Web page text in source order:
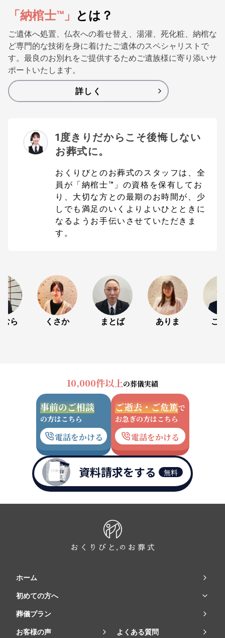
「納棺士™️」 とは？
ご遺体へ処置、仏衣への着せ替え、湯灌、死化粧、納棺な
ど専門的な技術を身に着けたご遺体のスペシャリストで
す。最良のお別れをご提供するためご遺族様に寄り添いサ
ポートいたします。
詳しく
1度きりだからこそ後悔しない
お葬式に。
おくりびとのお葬式のスタッフは、全
員が「納棺士™」の資格を保有してお
り、大切な方との最期のお時間が、少
しでも満足のいくよりよいひとときに
なるようお手伝いさせていただきま
す。
ら くさか まとば ありま こ
10,000件以上の葬儀実績
事前のご相談
の方はこちら
電話をかける
ご逝去・ご危篤で
お急ぎの方はこちら
電話をかける
資料請求をする 無料
ホーム
初めての方へ
葬儀プラン
お客様の声 よくある質問